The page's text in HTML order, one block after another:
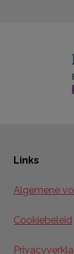
Links
Algemene
Cookiebeleid